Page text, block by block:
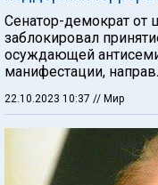
Сенатор-демократ от
заблокировал
осуждающей
манифестации,
22.10.2023 10:37 // Мир